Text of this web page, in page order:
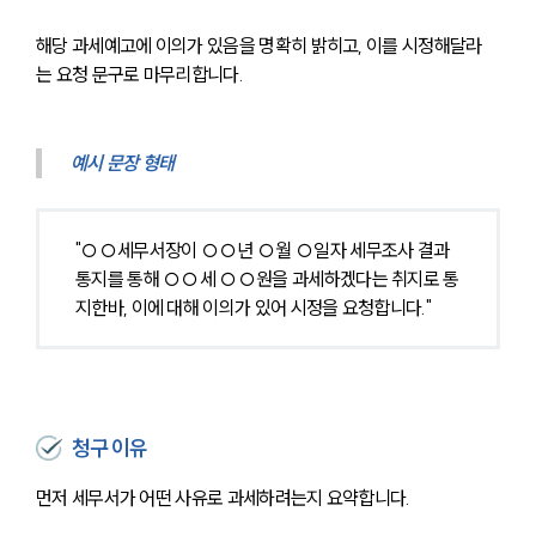
해당 과세예고에 이의가 있음을 명확히 밝히고, 이를 시정해달라
는 요청 문구로 마무리합니다.
예시 문장 형태
"○○세무서장이 ○○년 ○월 ○일자 세무조사 결과
통지를 통해 ○○세 ○○원을 과세하겠다는 취지로 통
지한바, 이에 대해 이의가 있어 시정을 요청합니다."
청구 이유
먼저 세무서가 어떤 사유로 과세하려는지 요약합니다.